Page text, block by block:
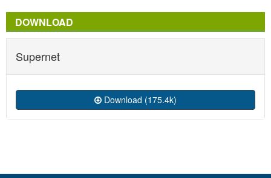
DOWNLOAD
Supernet
Download (175.4k)